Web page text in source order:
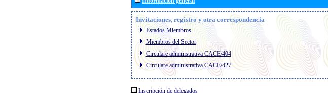
Invitaciones, registro y otra correspondencia
Estados Miembros
Miembros del Sector
Circulare administrativa CACE/404
Circulare administrativa CACE/427
Inscripción de delegados